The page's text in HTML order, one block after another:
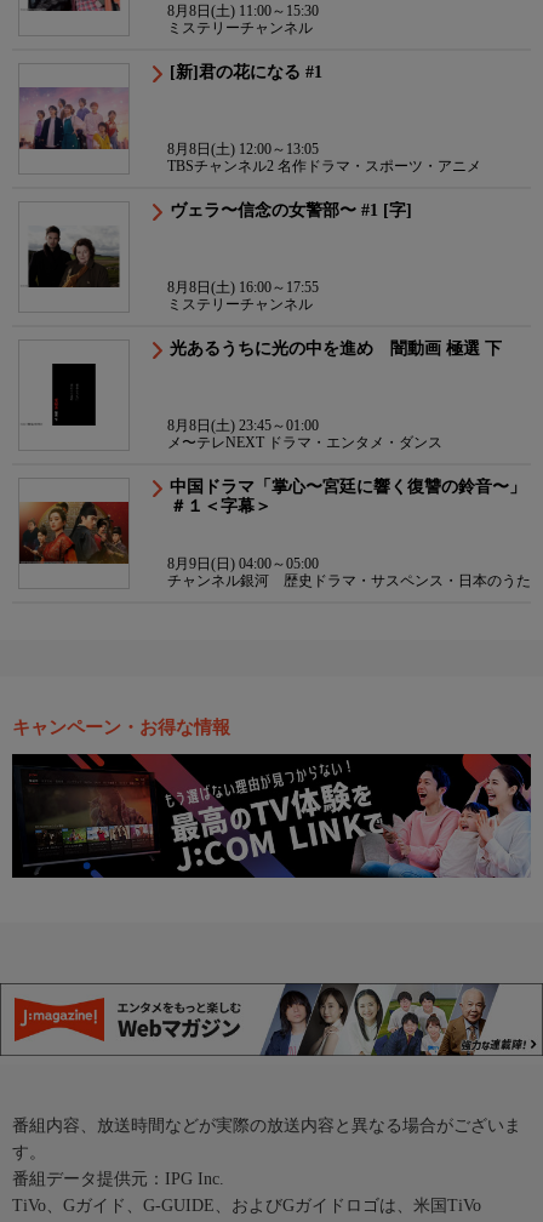
8月8日(土) 11:00～15:30
ミステリーチャンネル
[新]君の花になる #1
8月8日(土) 12:00～13:05
TBSチャンネル2 名作ドラマ・スポーツ・アニメ
ヴェラ〜信念の女警部〜 #1 [字]
8月8日(土) 16:00～17:55
ミステリーチャンネル
光あるうちに光の中を進め 闇動画 極選 下
8月8日(土) 23:45～01:00
メ〜テレNEXT ドラマ・エンタメ・ダンス
中国ドラマ「掌心〜宮廷に響く復讐の鈴音〜」
＃１＜字幕＞
8月9日(日) 04:00～05:00
チャンネル銀河 歴史ドラマ・サスペンス・日本のうた
キャンペーン・お得な情報
番組内容、放送時間などが実際の放送内容と異なる場合がございま
す。
番組データ提供元：IPG Inc.
TiVo、Gガイド、G-GUIDE、およびGガイドロゴは、米国TiVo